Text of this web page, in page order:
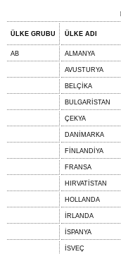
ÜLKE GRUBU ÜLKE ADI
AB ALMANYA
AVUSTURYA
BELÇİKA
BULGARİSTAN
ÇEKYA
DANİMARKA
FİNLANDİYA
FRANSA
HIRVATİSTAN
HOLLANDA
İRLANDA
İSPANYA
İSVEÇ